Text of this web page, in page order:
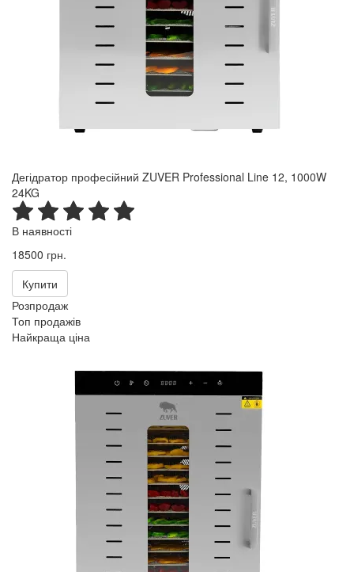
Дегідратор професійний ZUVER Professional Line 12, 1000W
24KG
В наявності
18500 грн.
Купити
Розпродаж
Топ продажів
Найкраща ціна